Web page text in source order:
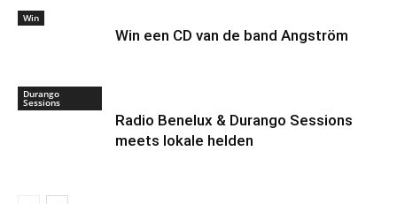
Win
Win een CD van de band Angström
Durango
Sessions
Radio Benelux & Durango Sessions
meets lokale helden